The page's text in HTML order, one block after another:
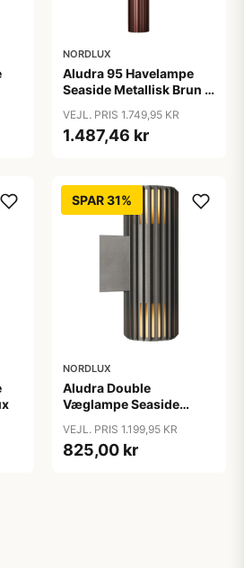
NORDLUX
Aludra 95 Havelampe
Seaside Metallisk Brun -
VEJL. PRIS 1.749,95 KR
1.487,46 kr
SPAR 31%
NORDLUX
Aludra Double
Væglampe Seaside
VEJL. PRIS 1.199,95 KR
825,00 kr